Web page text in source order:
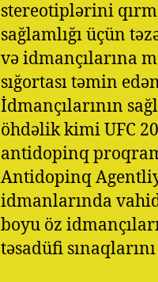
stereotiplərini
sağlamlığı üçün
və idmançılarına
sığortası təmin
İdmançılarının
öhdəlik kimi UFC
antidopinq
Antidopinq
idmanlarında
boyu öz
təsadüfi